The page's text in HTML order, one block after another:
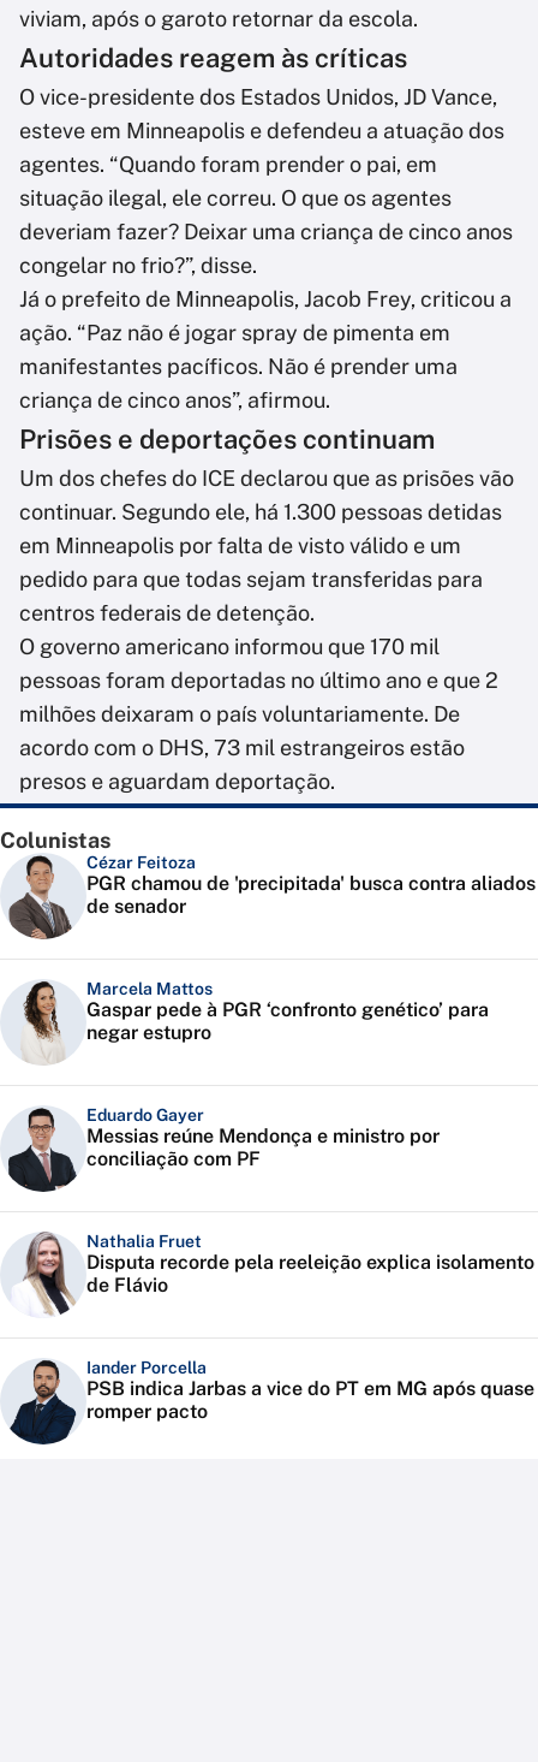
viviam, após o garoto retornar da escola.
Autoridades reagem às críticas
O vice-presidente dos Estados Unidos, JD Vance,
esteve em Minneapolis e defendeu a atuação dos
agentes. “Quando foram prender o pai, em
situação ilegal, ele correu. O que os agentes
deveriam fazer? Deixar uma criança de cinco anos
congelar no frio?”, disse.
Já o prefeito de Minneapolis, Jacob Frey, criticou a
ação. “Paz não é jogar spray de pimenta em
manifestantes pacíficos. Não é prender uma
criança de cinco anos”, afirmou.
Prisões e deportações continuam
Um dos chefes do ICE declarou que as prisões vão
continuar. Segundo ele, há 1.300 pessoas detidas
em Minneapolis por falta de visto válido e um
pedido para que todas sejam transferidas para
centros federais de detenção.
O governo americano informou que 170 mil
pessoas foram deportadas no último ano e que 2
milhões deixaram o país voluntariamente. De
acordo com o DHS, 73 mil estrangeiros estão
presos e aguardam deportação.
Colunistas
Cézar Feitoza
PGR chamou de 'precipitada' busca contra aliados
de senador
Marcela Mattos
Gaspar pede à PGR ‘confronto genético’ para
negar estupro
Eduardo Gayer
Messias reúne Mendonça e ministro por
conciliação com PF
Nathalia Fruet
Disputa recorde pela reeleição explica isolamento
de Flávio
Iander Porcella
PSB indica Jarbas a vice do PT em MG após quase
romper pacto